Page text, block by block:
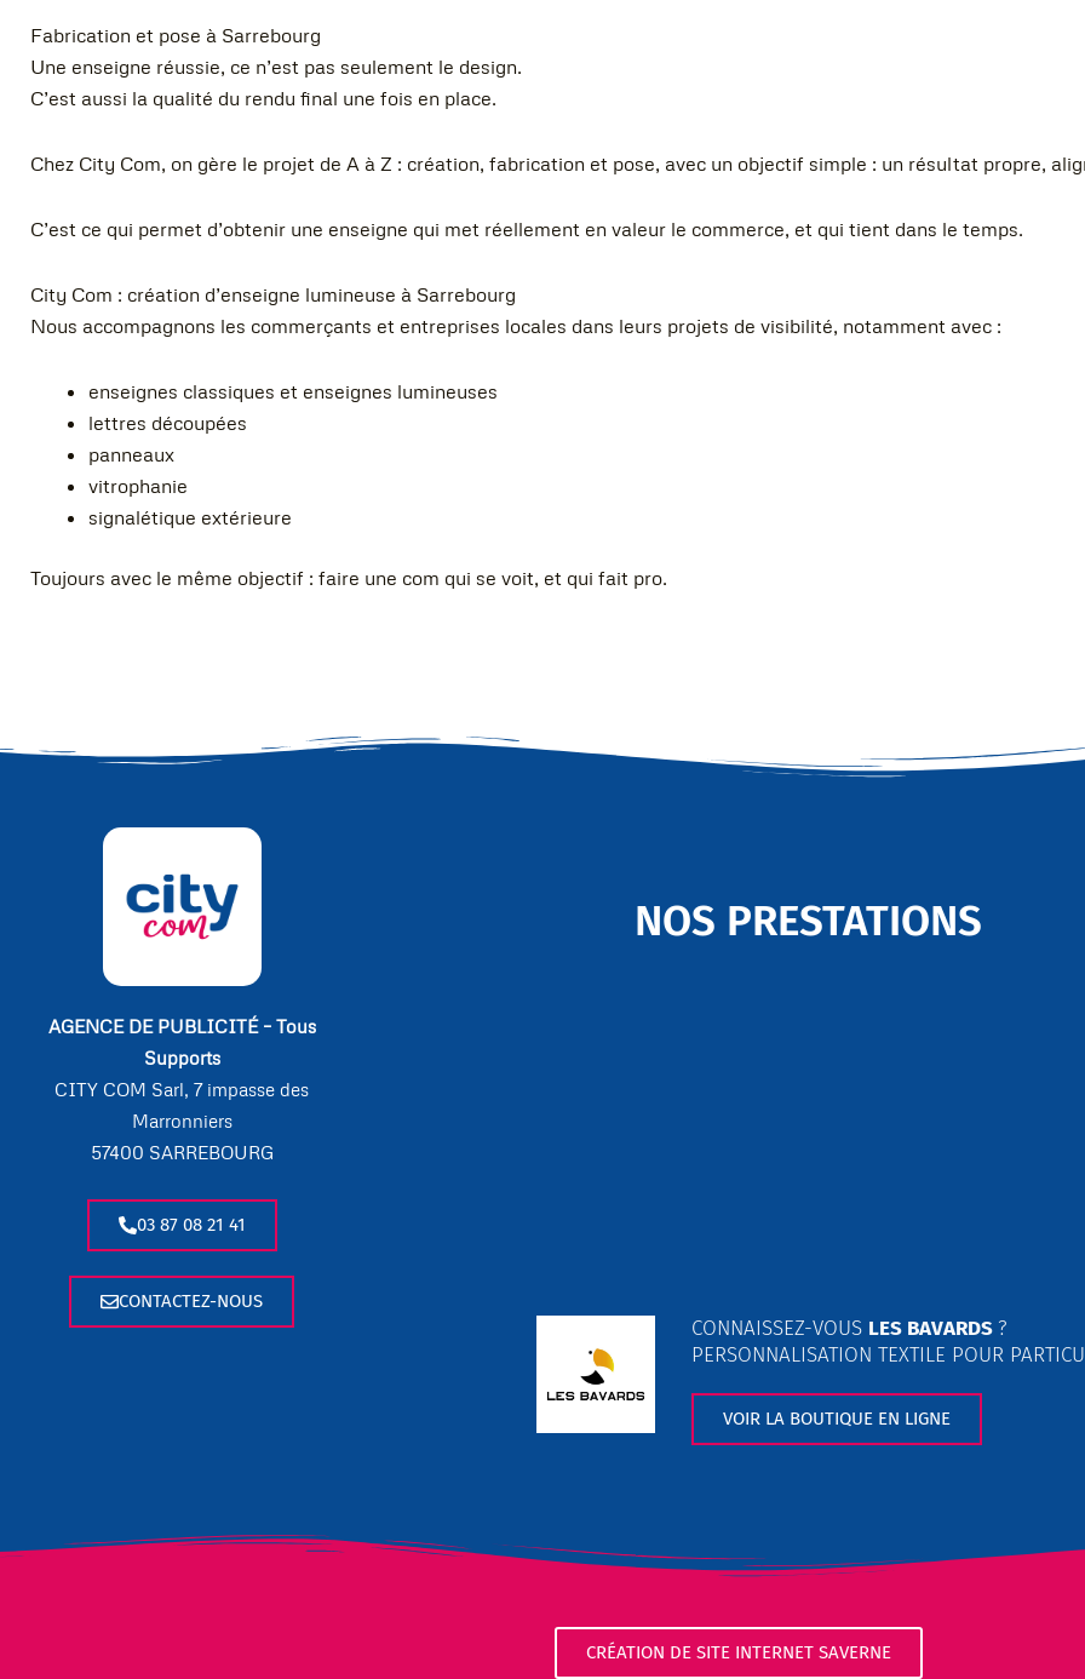
Fabrication et pose à Sarrebourg
Une enseigne réussie, ce n’est pas seulement le design.
C’est aussi la qualité du rendu final une fois en place.
Chez City Com, on gère le projet de A à Z : création, fabrication et pose, avec un objectif simple : un résultat propre,
C’est ce qui permet d’obtenir une enseigne qui met réellement en valeur le commerce, et qui tient dans le temps.
City Com : création d’enseigne lumineuse à Sarrebourg
Nous accompagnons les commerçants et entreprises locales dans leurs projets de visibilité, notamment avec :
enseignes classiques et enseignes lumineuses
lettres découpées
panneaux
vitrophanie
signalétique extérieure
Toujours avec le même objectif : faire une com qui se voit, et qui fait pro.
AGENCE DE PUBLICITÉ – Tous
Supports
CITY COM Sarl, 7 impasse des
Marronniers
57400 SARREBOURG
03 87 08 21 41
CONTACTEZ-NOUS
NOS PRESTATIONS
CONNAISSEZ-VOUS LES BAVARDS ?
PERSONNALISATION TEXTILE POUR
VOIR LA BOUTIQUE EN LIGNE
CRÉATION DE SITE INTERNET SAVERNE